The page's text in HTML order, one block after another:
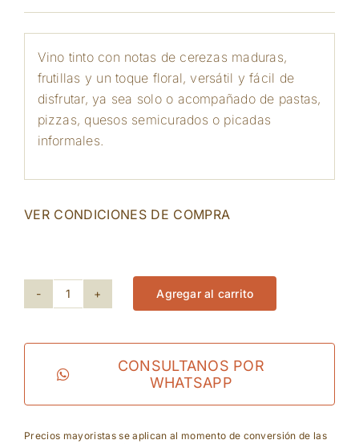
Vino tinto con notas de cerezas maduras,
frutillas y un toque floral, versátil y fácil de
disfrutar, ya sea solo o acompañado de pastas,
pizzas, quesos semicurados o picadas
informales.
VER CONDICIONES DE COMPRA
Bartenura
Rosso
Agregar al carrito
CONSULTANOS POR
WHATSAPP
Precios mayoristas se aplican al momento de conversión de las